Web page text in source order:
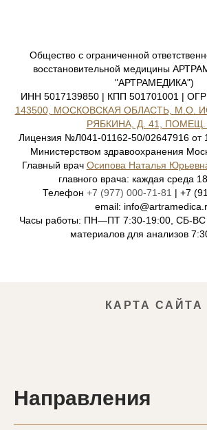
Общество с ограниченной
восстановительной медицины
"АРТРАМЕДИКА")
ИНН 5017139850 | КПП 501701001 |
143500, МОСКОВСКАЯ ОБЛАСТЬ, М.О.
РЯБКИНА, Д. 41, ПОМЕЩ.
Лицензия №Л041-01162-50/02647916 от
Министерством здравоохранения
Главный врач Осипова Наталья
главного врача: каждая среда
Телефон +7 (977) 000-71-81 | +7
email:
Часы работы: ПН—ПТ 7:30-19:00, СБ-ВС
материалов для анализов
КАРТА САЙТА
Направления